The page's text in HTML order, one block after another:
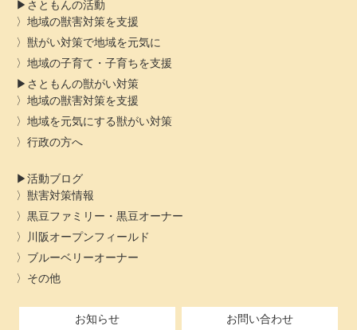
さともんの活動
地域の獣害対策を支援
獣がい対策で地域を元気に
地域の子育て・子育ちを支援
さともんの獣がい対策
地域の獣害対策を支援
地域を元気にする獣がい対策
行政の方へ
活動ブログ
獣害対策情報
黒豆ファミリー・黒豆オーナー
川阪オープンフィールド
ブルーベリーオーナー
その他
お知らせ お問い合わせ